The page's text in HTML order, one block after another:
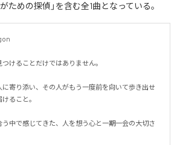
ための探偵」を含む全1曲となっている。
けることだけではありません。
寄り添い、その人がもう一度前を向いて歩き出せ
ること。
中で感じてきた、人を想う心と一期一会の大切さ